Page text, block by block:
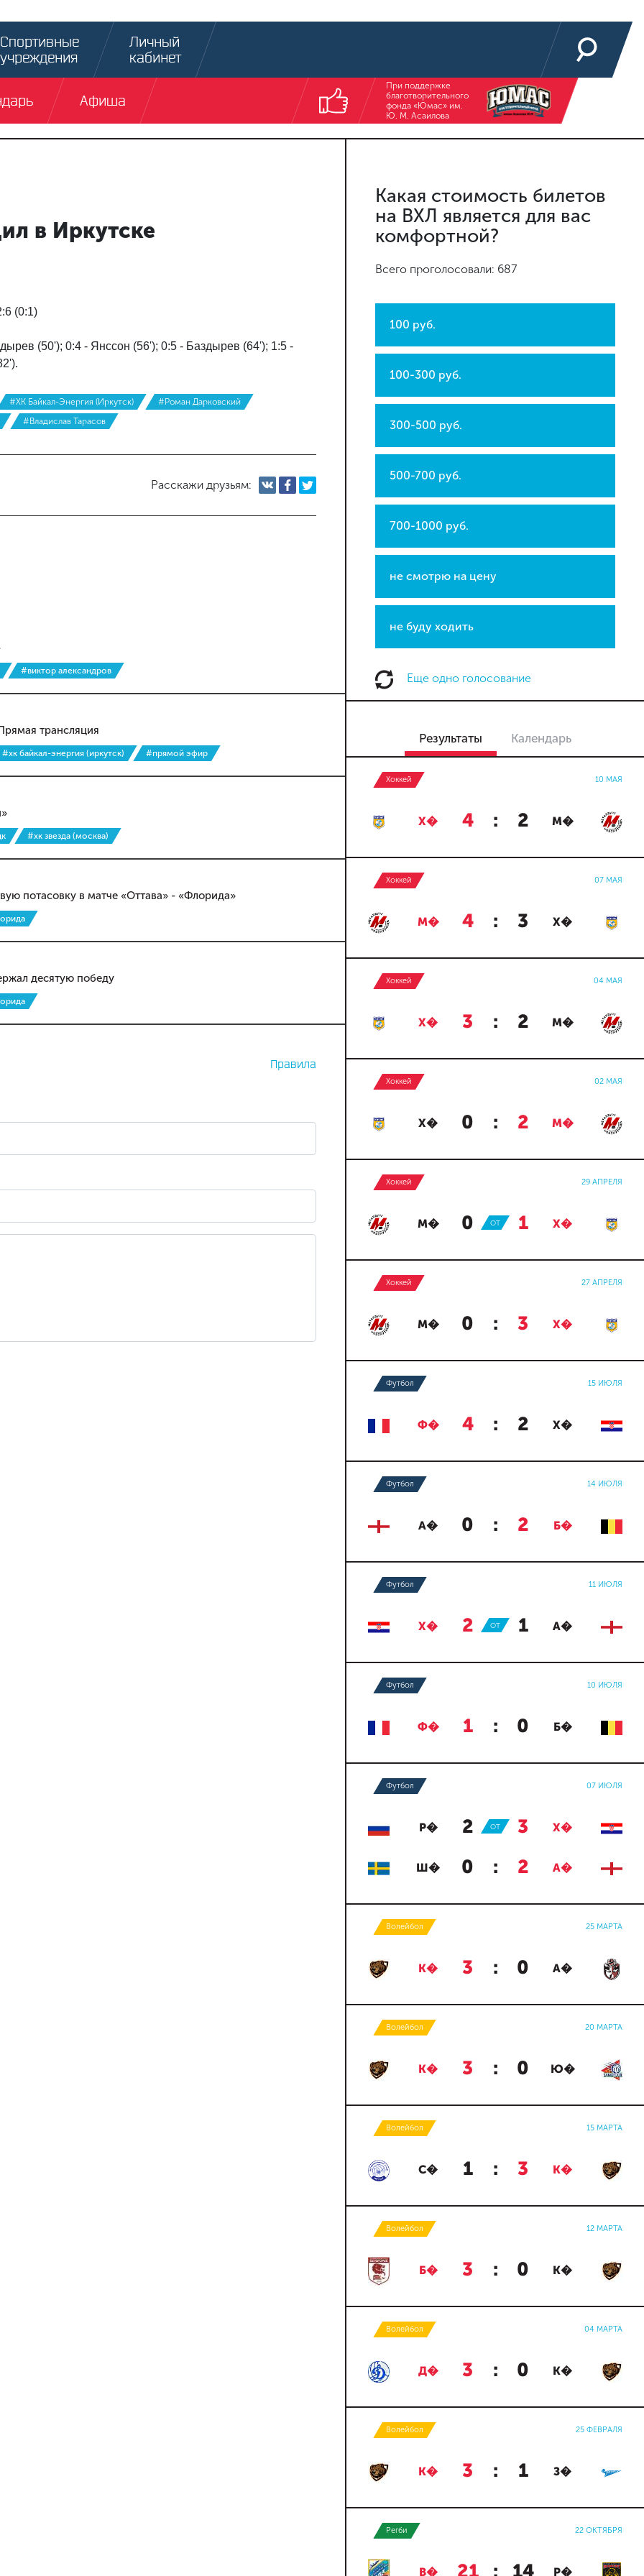
Спортивные
учреждения
Личный
кабинет
Афиша
При поддержке
благотворительного
фонда «Юмас» им.
Ю. М. Асаилова
в Иркутске
(0:1)
(50'); 0:4 - Янссон (56'); 0:5 - Баздырев (64'); 1:5 -
#ХК Байкал-Энергия (Иркутск)
#Роман Дарковский
#Владислав Тарасов
Расскажи друзьям:
#виктор александров
трансляция
#хк байкал-энергия (иркутск) #прямой эфир
#хк звезда (москва)
потасовку в матче «Оттава» - «Флорида»
десятую победу
Правила
Какая стоимость билетов
на ВХЛ является для вас
комфортной?
Всего проголосовали: 687
100 руб.
100-300 руб.
300-500 руб.
500-700 руб.
700-1000 руб.
не смотрю на цену
не буду ходить
Еще одно голосование
Результаты Календарь
Хоккей 10 МАЯ
Х� 4 : 2 М�
Хоккей 07 МАЯ
М� 4 : 3 Х�
Хоккей 04 МАЯ
Х� 3 : 2 М�
Хоккей 02 МАЯ
Х� 0 : 2 М�
Хоккей 29 АПРЕЛЯ
М� 0 : 1 Х�
ОТ
Хоккей 27 АПРЕЛЯ
М� 0 : 3 Х�
Футбол 15 ИЮЛЯ
Ф� 4 : 2 Х�
Футбол 14 ИЮЛЯ
А� 0 : 2 Б�
Футбол 11 ИЮЛЯ
Х� 2 : 1 А�
ОТ
Футбол 10 ИЮЛЯ
Ф� 1 : 0 Б�
Футбол 07 ИЮЛЯ
Р� 2 : 3 Х�
ОТ
Ш� 0 : 2 А�
Волейбол 25 МАРТА
К� 3 : 0 А�
Волейбол 20 МАРТА
К� 3 : 0 Ю�
Волейбол 15 МАРТА
С� 1 : 3 К�
Волейбол 12 МАРТА
Б� 3 : 0 К�
Волейбол 04 МАРТА
Д� 3 : 0 К�
Волейбол 25 ФЕВРАЛЯ
К� 3 : 1 З�
Регби 22 ОКТЯБРЯ
В� 21 : 14 Р�